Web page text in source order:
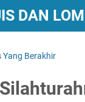
DAN
Yang Berakhir